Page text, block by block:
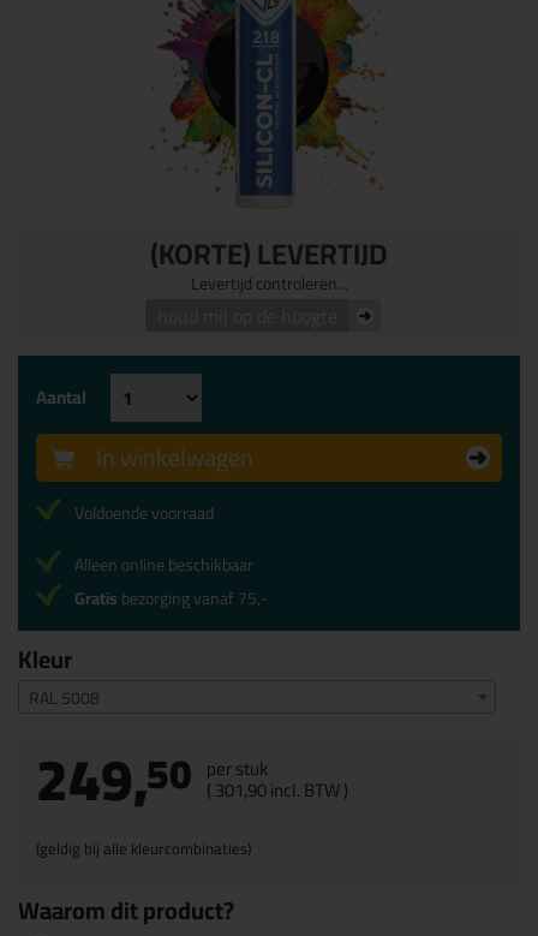
(KORTE) LEVERTIJD
Levertijd controleren...
Kleur
RAL 5008
249,50 per stuk
(301,90incl. BTW )
(geldig bij alle kleurcombinaties)
Aantal
In winkelwagen
Voldoende voorraad
Alleen online beschikbaar
Gratisbezorging vanaf 75,-
Waarom dit product?